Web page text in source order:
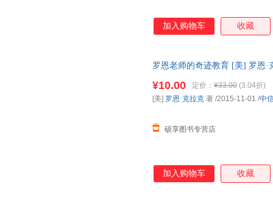
加入购物车 收藏
罗恩老师的奇迹教育 [美] 罗恩
¥10.00 定价： ¥33.00 (3.04折)
硕享图书专营店
[美] 罗恩·克拉克 著 /2015-11-01 /中
加入购物车 收藏